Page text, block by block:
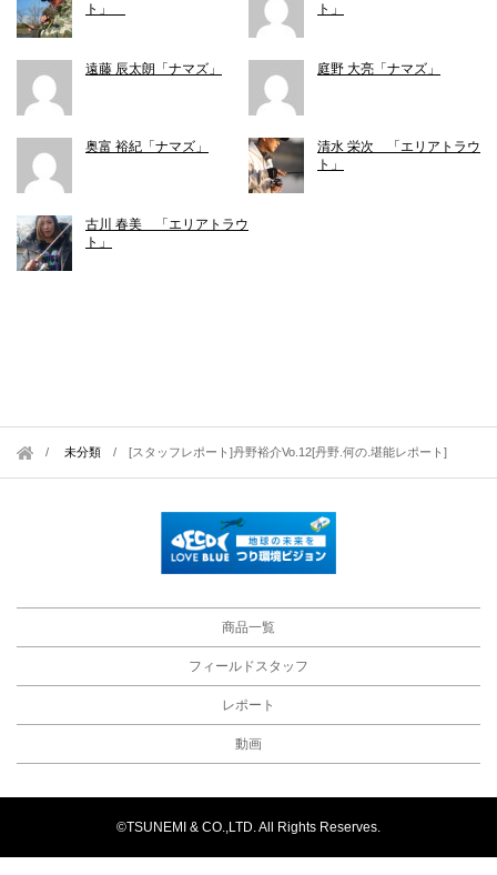
ト」
ト」
遠藤 辰太朗「ナマズ」 庭野 大亮「ナマズ」
奥富 裕紀「ナマズ」
清水 栄次 「エリアトラウ
ト」
古川 春美 「エリアトラウ
ト」
未分類 /[スタッフレポート]丹野裕介Vo.12[丹野.何の.堪能レポート]
商品一覧
フィールドスタッフ
レポート
動画
©TSUNEMI & CO.,LTD. All Rights Reserves.